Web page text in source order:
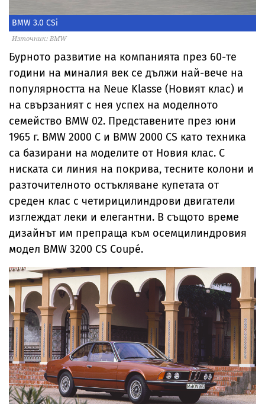
BMW 3.0 CSi
Източник: BMW
Бурното развитие на компанията през 60-те
години на миналия век се дължи най-вече на
популярността на Neue Klasse (Новият клас) и
на свързаният с нея успех на моделното
семейство BMW 02. Представените през юни
1965 г. BMW 2000 C и BMW 2000 CS като техника
са базирани на моделите от Новия клас. С
ниската си линия на покрива, тесните колони и
разточителното остъкляване купетата от
среден клас с четирицилиндрови двигатели
изглеждат леки и елегантни. В същото време
дизайнът им препраща към осемцилиндровия
модел BMW 3200 CS Coupé.